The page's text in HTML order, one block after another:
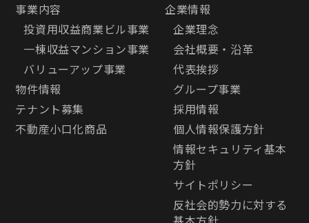
事業内容
投資用収益商業ビル事業
一棟収益マンション事業
バリューアップ事業
物件情報
テナント募集
不動産小口化商品
企業情報
企業理念
会社概要・沿革
代表挨拶
グループ事業
採用情報
個人情報保護方針
情報セキュリティ基本
方針
サイトポリシー
反社会的勢力に対する